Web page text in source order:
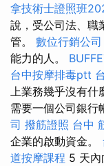
拿技術士證照班
說，受公司法、職
管。 數位行銷公司
能力的人。
台中按摩排毒ptt
上業務幾乎沒有
需要一個公司銀行
司 撥筋證照 台中
企業的啟動資金。
道按摩課程 5 天內